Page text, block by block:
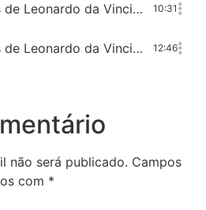
03 – Fábulas de Leonardo da Vinci – A navalha 10:31
04 – Fábulas de Leonardo da Vinci – A rede 12:46
não será publicado. Campos
com *